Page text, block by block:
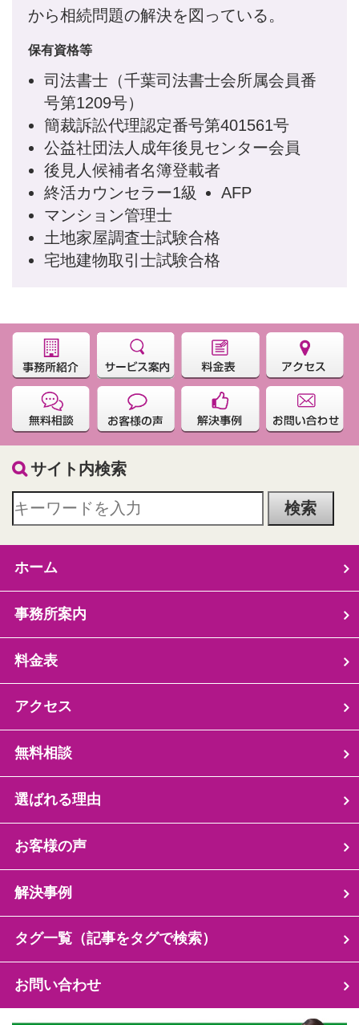
から相続問題の解決を図っている。
保有資格等
司法書士（千葉司法書士会所属会員番
号第1209号）
簡裁訴訟代理認定番号第401561号
公益社団法人成年後見センター会員
後見人候補者名簿登載者
終活カウンセラー1級
AFP
マンション管理士
土地家屋調査士試験合格
宅地建物取引士試験合格
サイト内検索
ホーム
事務所案内
料金表
アクセス
無料相談
選ばれる理由
お客様の声
解決事例
タグ一覧（記事をタグで検索）
お問い合わせ